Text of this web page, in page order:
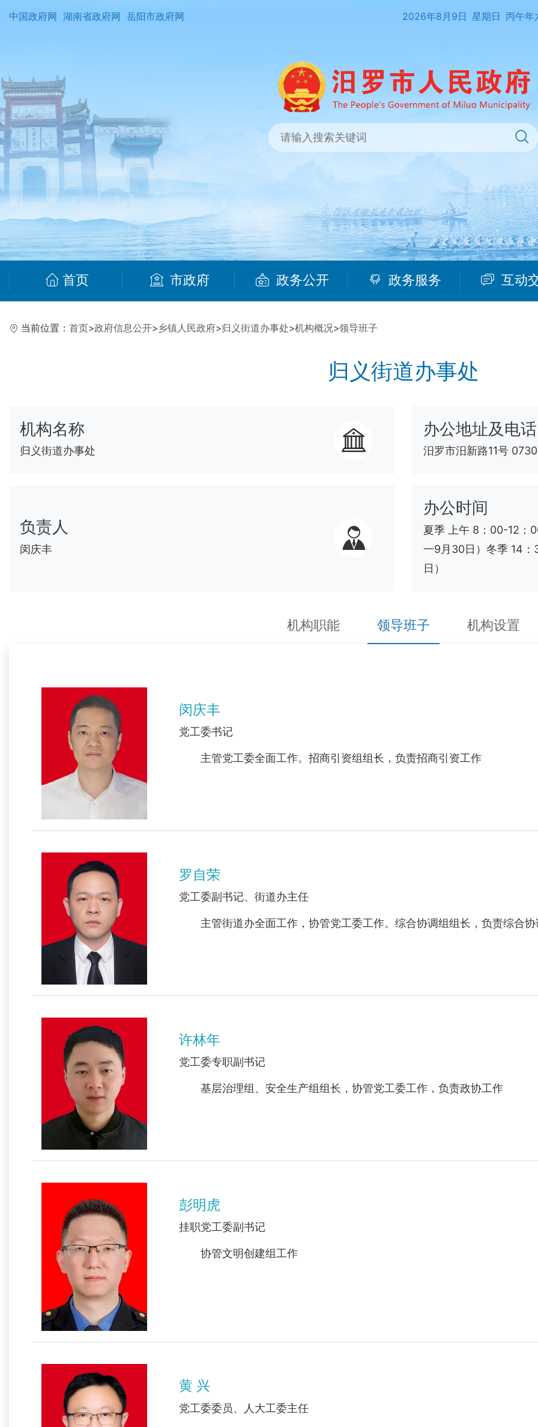
中国政府网 湖南省政府网 岳阳市政府网 2026年8月9日 星期日 丙午年
首页 市政府 政务公开 政务服务 互动
当前位置： 首页>政府信息公开>乡镇人民政府>归义街道办事处>机构概况>领导班子
归义街道办事处
机构名称
归义街道办事处
办公地址及电话
汨罗市汨新路11号
负责人
闵庆丰
办公时间
夏季 上午 8：00-12：
一9月30日）冬季 14
日）
机构职能 领导班子 机构设置
闵庆丰
党工委书记
主管党工委全面工作。招商引资组组长，负责招商引资工作
罗自荣
党工委副书记、街道办主任
主管街道办全面工作，协管党工委工作。综合协调组组长，负责综合协
许林年
党工委专职副书记
基层治理组、安全生产组组长，协管党工委工作，负责政协工作
彭明虎
挂职党工委副书记
协管文明创建组工作
黄 兴
党工委委员、人大工委主任